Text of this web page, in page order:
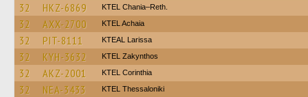
32 HKZ-6869 KTEL Chania–Reth.
32 AXX-2700 KTEL Achaia
32 PIT-8111 KTEAL Larissa
32 KYH-3632 KTEL Zakynthos
32 AKZ-2001 KTEL Corinthia
32 NEA-3433 KTEL Thessaloniki